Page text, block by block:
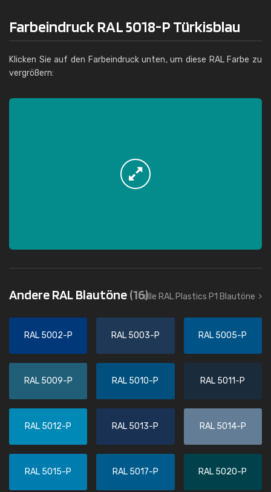
Farbeindruck RAL 5018-P Türkisblau
Klicken Sie auf den Farbeindruck unten, um diese RAL Farbe zu
vergrößern:
Andere RAL Blautöne(16)alle RAL Plastics P1 Blautöne
RAL 5002-P RAL 5003-P RAL 5005-P
RAL 5009-P RAL 5010-P RAL 5011-P
RAL 5012-P RAL 5013-P RAL 5014-P
RAL 5015-P RAL 5017-P RAL 5020-P